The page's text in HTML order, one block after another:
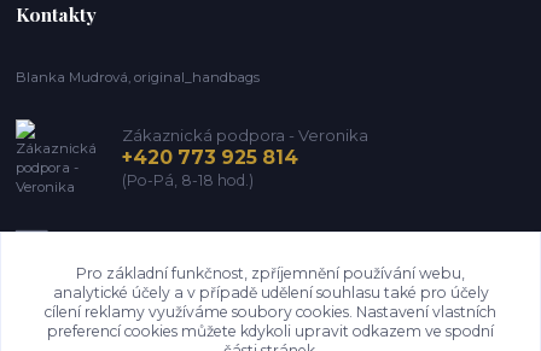
Kontakty
Blanka Mudrová, original_handbags
Zákaznická podpora - Veronika
+420 773 925 814
(Po-Pá, 8-18 hod.)
Pro základní funkčnost, zpříjemnění používání webu,
analytické účely a v případě udělení souhlasu také pro účely
cílení reklamy využíváme soubory cookies. Nastavení vlastních
preferencí cookies můžete kdykoli upravit odkazem ve spodní